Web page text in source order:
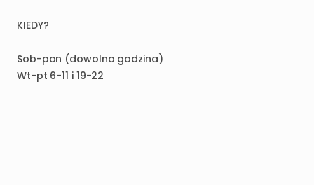
KIEDY?
Sob-pon (dowolna godzina)
Wt-pt 6-11 i 19-22